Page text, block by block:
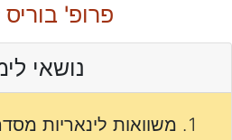
פרופ' בוריס
נושאי
משוואות לינאריות